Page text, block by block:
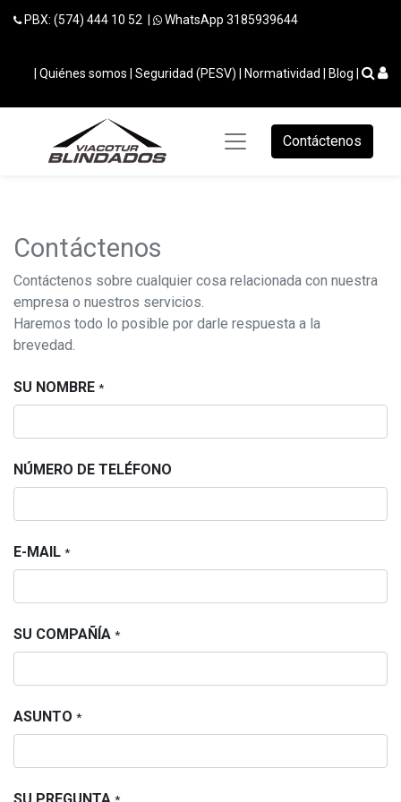
PBX: (574) 444 10 52 | WhatsApp 3185939644
Quiénes somos Seguridad (PESV) Normatividad Blog
Contáctenos
Contáctenos
Contáctenos sobre cualquier cosa relacionada con nuestra
empresa o nuestros servicios.
Haremos todo lo posible por darle respuesta a la
brevedad.
SU NOMBRE *
NÚMERO DE TELÉFONO
E-MAIL *
SU COMPAÑÍA *
ASUNTO *